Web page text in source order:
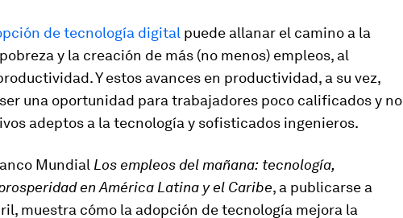
de tecnología digital puede allanar el camino a la
y la creación de más (no menos) empleos, al
Y estos avances en productividad, a su vez,
una oportunidad para trabajadores poco calificados y no
adeptos a la tecnología y sofisticados ingenieros.
Mundial Los empleos del mañana: tecnología,
en América Latina y el Caribe, a publicarse a
muestra cómo la adopción de tecnología mejora la